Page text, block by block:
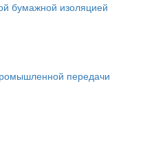
бумажной изоляцией
передачи